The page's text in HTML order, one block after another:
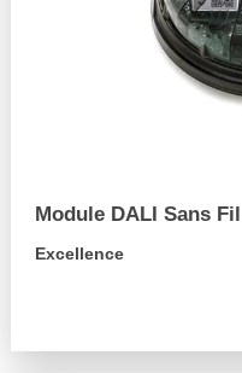
Module DALI Sans
Excellence